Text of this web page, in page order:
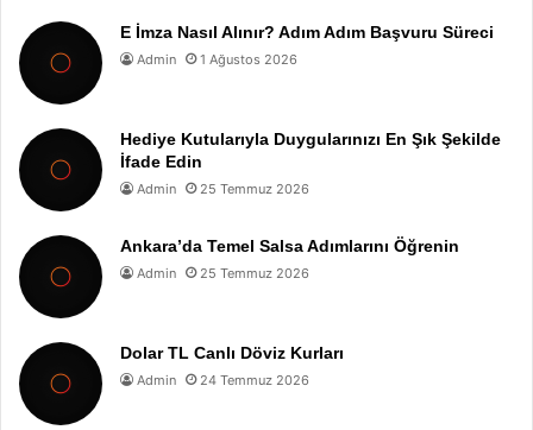
E İmza Nasıl Alınır? Adım Adım Başvuru Süreci
Admin 1 Ağustos 2026
Hediye Kutularıyla Duygularınızı En Şık Şekilde
İfade Edin
Admin 25 Temmuz 2026
Ankara’da Temel Salsa Adımlarını Öğrenin
Admin 25 Temmuz 2026
Dolar TL Canlı Döviz Kurları
Admin 24 Temmuz 2026